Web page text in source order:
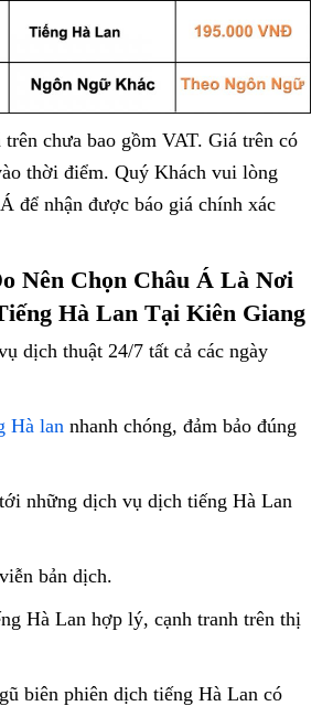
trên chưa bao gồm VAT. Giá trên có
thời điểm. Quý Khách vui lòng
để nhận được báo giá chính xác
Nên Chọn Châu Á Là Nơi
Hà Lan Tại Kiên Giang
dịch thuật 24/7 tất cả các ngày
Hà lan nhanh chóng, đảm bảo đúng
những dịch vụ dịch tiếng Hà Lan
bản dịch.
Hà Lan hợp lý, cạnh tranh trên thị
biên phiên dịch tiếng Hà Lan có